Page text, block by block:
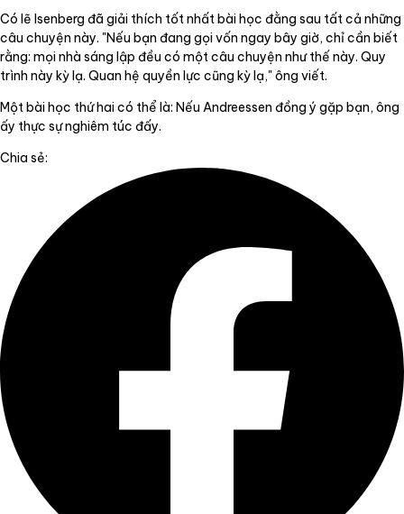
Có lẽ Isenberg đã giải thích tốt nhất bài học đằng sau tất cả những
câu chuyện này. "Nếu bạn đang gọi vốn ngay bây giờ, chỉ cần biết
rằng: mọi nhà sáng lập đều có một câu chuyện như thế này. Quy
trình này kỳ lạ. Quan hệ quyền lực cũng kỳ lạ," ông viết.
Một bài học thứ hai có thể là: Nếu Andreessen đồng ý gặp bạn, ông
ấy thực sự nghiêm túc đấy.
Chia sẻ: